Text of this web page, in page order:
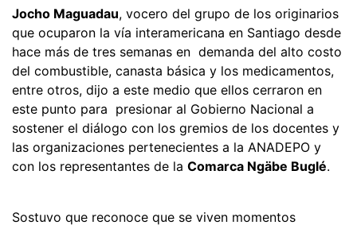
Jocho Maguadau, vocero del grupo de los originarios
que ocuparon la vía interamericana en Santiago desde
hace más de tres semanas en demanda del alto costo
del combustible, canasta básica y los medicamentos,
entre otros, dijo a este medio que ellos cerraron en
este punto para presionar al Gobierno Nacional a
sostener el diálogo con los gremios de los docentes y
las organizaciones pertenecientes a la ANADEPO y
con los representantes de la Comarca Ngäbe Buglé.
Sostuvo que reconoce que se viven momentos